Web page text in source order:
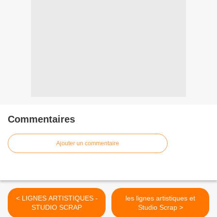
Commentaires
Ajouter un commentaire
< LIGNES ARTISTIQUES -
STUDIO SCRAP
les lignes artistiques et
Studio Scrap >